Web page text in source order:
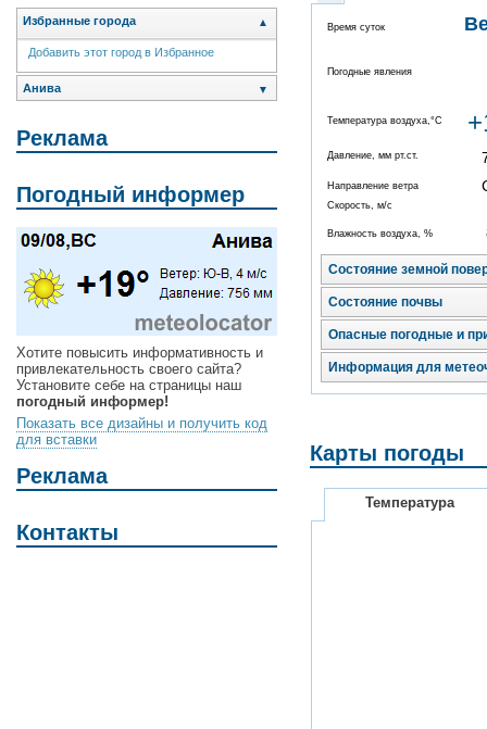
Избранные города ▲
Добавить этот город в Избранное
Анива ▼
Реклама
Погодный информер
Хотите повысить информативность и
привлекательность своего сайта?
Установите себе на страницы наш
погодный информер!
Показать все дизайны и получить код
для вставки
Реклама
Контакты
Время суток
Погодные явления
Температура воздуха,°C
Давление, мм рт.ст.
Направление ветра
Скорость, м/с
Влажность воздуха, %
Состояние земной
Состояние почвы
Опасные погодные и
Информация для
Карты погоды
Температура